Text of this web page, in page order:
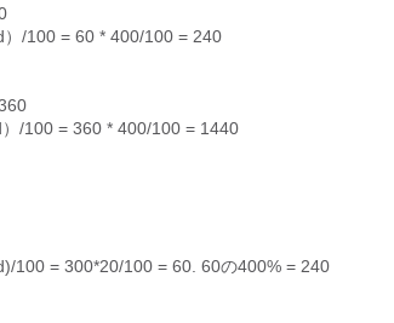
/100 = 60 * 400/100 = 240
/100 = 360 * 400/100 = 1440
100 = 300*20/100 = 60. 60の400% = 240